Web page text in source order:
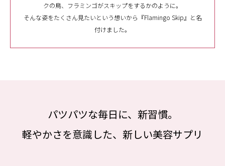
クの鳥、フラミンゴがスキップをするかのように。
そんな姿をたくさん見たいという想いから『Flamingo Skip』と名
付けました。
パツパツな毎日に、新習慣。
軽やかさを意識した、新しい美容サプリ